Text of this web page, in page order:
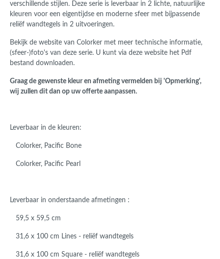
verschillende stijlen. Deze serie is leverbaar in 2 lichte, natuurlijke
kleuren voor een eigentijdse en moderne sfeer met bijpassende
reliëf wandtegels in 2 uitvoeringen.
Bekijk de website van Colorker met meer technische informatie,
(sfeer-)foto's van deze serie. U kunt via deze website het Pdf
bestand downloaden.
Graag de gewenste kleur en afmeting vermelden bij 'Opmerking',
wij zullen dit dan op uw offerte aanpassen.
Leverbaar in de kleuren:
Colorker, Pacific Bone
Colorker, Pacific Pearl
Leverbaar in onderstaande afmetingen :
59,5 x 59,5 cm
31,6 x 100 cm Lines - reliëf wandtegels
31,6 x 100 cm Square - reliëf wandtegels